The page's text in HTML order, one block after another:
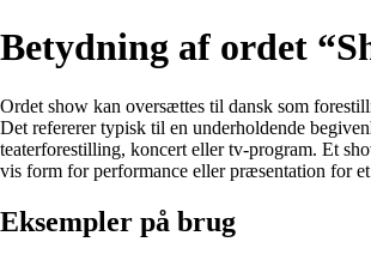
Betydning af ordet
Ordet show kan oversættes til dansk som
Det refererer typisk til en underholdende
teaterforestilling, koncert eller tv-program. Et
vis form for performance eller præsentation for
Eksempler på brug